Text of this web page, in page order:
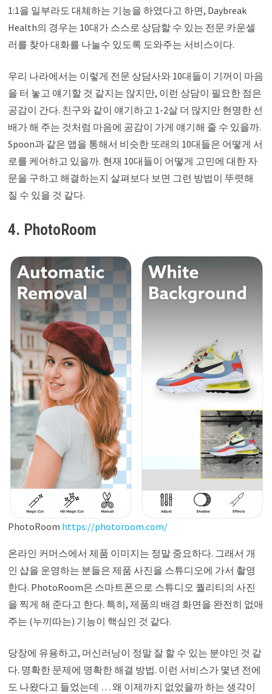
1:1을 일부라도 대체하는 기능을 하였다고 하면, Daybreak
Health의 경우는 10대가 스스로 상담할 수 있는 전문 카운셀
러를 찾아 대화를 나눌수 있도록 도와주는 서비스이다.
우리 나라에서는 이렇게 전문 상담사와 10대들이 기꺼이 마음
을 터 놓고 얘기할 것 같지는 않지만, 이런 상담이 필요한 점은
공감이 간다. 친구와 같이 얘기하고 1-2살 더 많지만 현명한 선
배가 해 주는 것처럼 마음에 공감이 가게 얘기해 줄 수 있을까.
Spoon과 같은 앱을 통해서 비슷한 또래의 10대들은 어떻게 서
로를 케어하고 있을까. 현재 10대들이 어떻게 고민에 대한 자
문을 구하고 해결하는지 살펴보다 보면 그런 방법이 뚜렷해
질 수 있을 것 같다.
4. PhotoRoom
PhotoRoom https://photoroom.com/
온라인 커머스에서 제품 이미지는 정말 중요하다. 그래서 개
인 샵을 운영하는 분들은 제품 사진을 스튜디오에 가서 촬영
한다. PhotoRoom은 스마트폰으로 스튜디오 퀄리티의 사진
을 찍게 해 준다고 한다. 특히, 제품의 배경 화면을 완전히 없애
주는 (누끼따는) 기능이 핵심인 것 같다.
당장에 유용하고, 머신러닝이 정말 잘 할 수 있는 분야인 것 같
다. 명확한 문제에 명확한 해결 방법. 이런 서비스가 몇년 전에
도 나왔다고 들었는데 … 왜 이제까지 없었을까 하는 생각이